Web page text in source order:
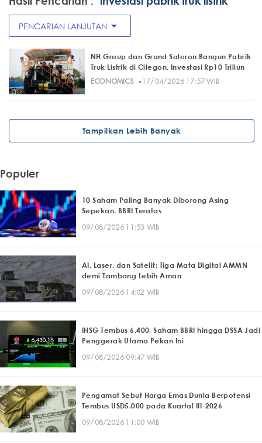
PENCARIAN LANJUTAN arrow_drop_down
NH Group dan Grand Saleron Bangun Pabrik
Truk Listrik di Cilegon, Investasi Rp10 Triliun
ECONOMICS· 17/04/2026 17:57 WIB
Tampilkan Lebih Banyak
Populer
10 Saham Paling Banyak Diborong Asing
Sepekan, BBRI Teratas
09/08/2026 11:53 WIB
AI, Laser, dan Satelit: Tiga Mata Digital AMMN
demi Tambang Lebih Aman
09/08/2026 14:02 WIB
IHSG Tembus 6.400, Saham BBRI hingga DSSA Jadi
Penggerak Utama Pekan Ini
09/08/2026 09:47 WIB
Pengamat Sebut Harga Emas Dunia Berpotensi
Tembus USD5.000 pada Kuartal III-2026
09/08/2026 11:00 WIB